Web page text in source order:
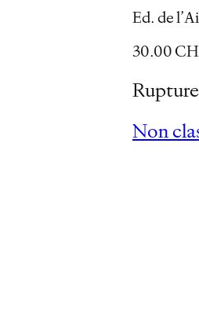
Ed. de
30.00
Non